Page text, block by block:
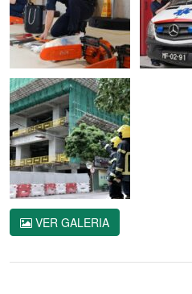
VER GALERIA